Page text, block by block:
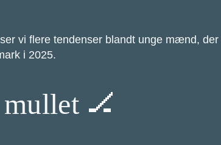
vi flere tendenser blandt unge mænd,
i 2025.
🏒